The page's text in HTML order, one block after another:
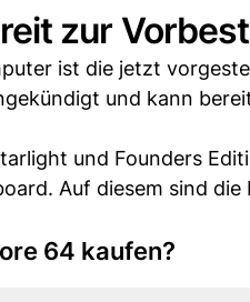
zur
ist die jetzt
und kann
und Founders
Auf diesem sind
64 kaufen?